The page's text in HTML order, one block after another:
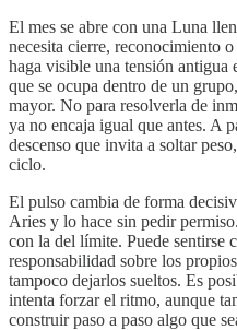
El mes se abre con una Luna
necesita cierre, reconocimiento
haga visible una tensión antigua
que se ocupa dentro de un
mayor. No para resolverla de
ya no encaja igual que antes. A
descenso que invita a soltar
ciclo.
El pulso cambia de forma
Aries y lo hace sin pedir
con la del límite. Puede sentirse
responsabilidad sobre los
tampoco dejarlos sueltos. Es
intenta forzar el ritmo, aunque
construir paso a paso algo que